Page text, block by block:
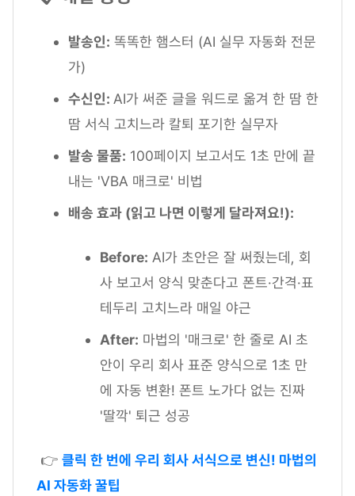
발송인: 똑똑한 햄스터 (AI 실무 자동화 전문
가)
수신인: AI가 써준 글을 워드로 옮겨 한 땀 한
땀 서식 고치느라 칼퇴 포기한 실무자
발송 물품: 100페이지 보고서도 1초 만에 끝
내는 'VBA 매크로' 비법
배송 효과 (읽고 나면 이렇게 달라져요!):
Before: AI가 초안은 잘 써줬는데, 회
사 보고서 양식 맞춘다고 폰트·간격·표
테두리 고치느라 매일 야근
After: 마법의 '매크로' 한 줄로 AI 초
안이 우리 회사 표준 양식으로 1초 만
에 자동 변환! 폰트 노가다 없는 진짜
'딸깍' 퇴근 성공
👉 클릭 한 번에 우리 회사 서식으로 변신! 마법의
AI 자동화 꿀팁